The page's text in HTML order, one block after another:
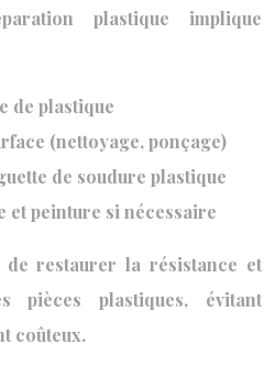
plastique implique
de plastique
(nettoyage, ponçage)
de soudure plastique
et peinture si nécessaire
de restaurer la résistance et
pièces plastiques, évitant
coûteux.